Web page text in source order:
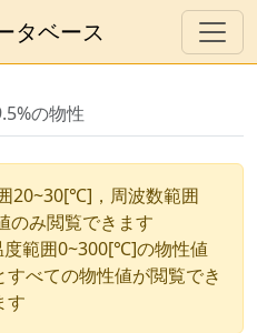
タベース
の物性
20~30[℃]，周波数範囲
のみ閲覧できます
範囲0~300[℃]の物性値
べての物性値が閲覧でき
す